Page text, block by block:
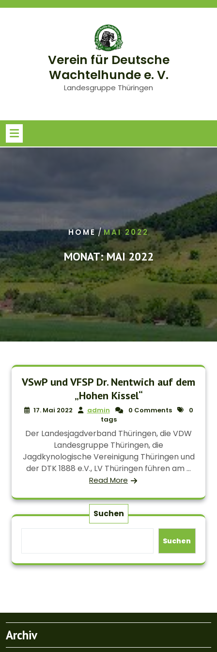
Skip
Verein für Deutsche
Wachtelhunde e. V.
Landesgruppe Thüringen
HOME/MAI 2022
MONAT:MAI 2022
VSwP und VFSP Dr. Nentwich auf dem
„Hohen Kissel“
17. Mai 2022 admin 0 Comments
0
tags
Der Landesjagdverband Thüringen, die VDW
Landesgruppe Thüringen, die
Jagdkynologische Vereinigung Thüringen und
der DTK 1888 e.V., LV Thüringen führen am ...
Read More
Suchen
Suchen
Archiv